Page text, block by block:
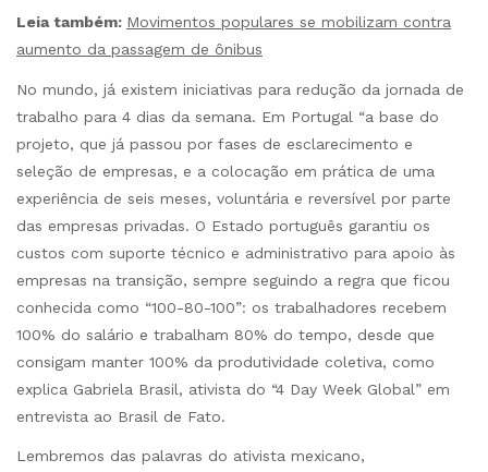
Leia também: Movimentos populares se mobilizam contra
aumento da passagem de ônibus
No mundo, já existem iniciativas para redução da jornada de
trabalho para 4 dias da semana. Em Portugal “a base do
projeto, que já passou por fases de esclarecimento e
seleção de empresas, e a colocação em prática de uma
experiência de seis meses, voluntária e reversível por parte
das empresas privadas. O Estado português garantiu os
custos com suporte técnico e administrativo para apoio às
empresas na transição, sempre seguindo a regra que ficou
conhecida como “100-80-100”: os trabalhadores recebem
100% do salário e trabalham 80% do tempo, desde que
consigam manter 100% da produtividade coletiva, como
explica Gabriela Brasil, ativista do “4 Day Week Global” em
entrevista ao Brasil de Fato.
Lembremos das palavras do ativista mexicano,